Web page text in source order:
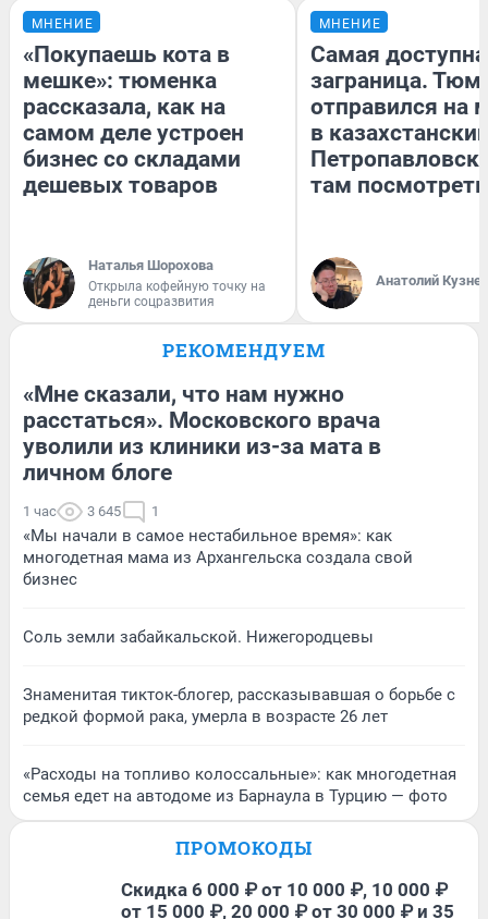
МНЕНИЕ
«Покупаешь кота в
мешке»: тюменка
рассказала, как на
самом деле устроен
бизнес со складами
дешевых товаров
Наталья Шорохова
Открыла кофейную точку на
деньги соцразвития
МНЕНИЕ
Самая
заграница.
отправился на
в
там посмотреть
Анатолий
РЕКОМЕНДУЕМ
«Мне сказали, что нам нужно
расстаться». Московского врача
уволили из клиники из-за мата в
личном блоге
1 час 3 645 1
«Мы начали в самое нестабильное время»: как
многодетная мама из Архангельска создала свой
бизнес
Соль земли забайкальской. Нижегородцевы
Знаменитая тикток-блогер, рассказывавшая о борьбе с
редкой формой рака, умерла в возрасте 26 лет
«Расходы на топливо колоссальные»: как многодетная
семья едет на автодоме из Барнаула в Турцию — фото
ПРОМОКОДЫ
Скидка 6 000 ₽ от 10 000 ₽, 10 000 ₽
от 15 000 ₽, 20 000 ₽ от 30 000 ₽ и 35